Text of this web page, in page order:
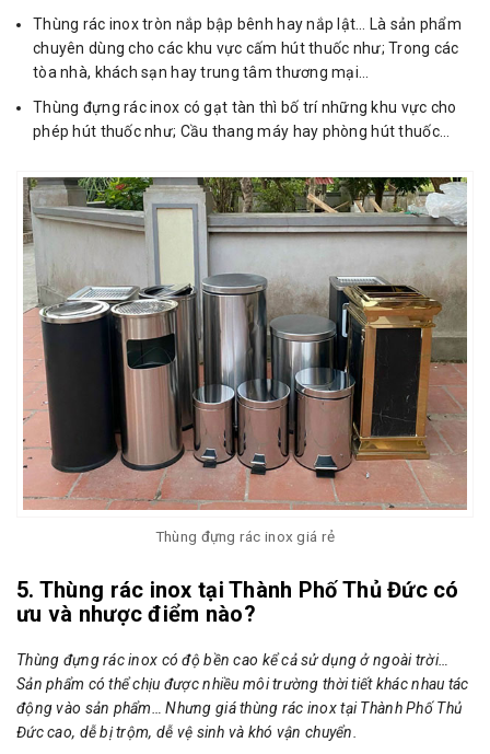
Thùng rác inox tròn nắp bập bênh hay nắp lật… Là sản phẩm
chuyên dùng cho các khu vực cấm hút thuốc như; Trong các
tòa nhà, khách sạn hay trung tâm thương mại…
Thùng đựng rác inox có gạt tàn thì bố trí những khu vực cho
phép hút thuốc như; Cầu thang máy hay phòng hút thuốc…
Thùng đựng rác inox giá rẻ
5. Thùng rác inox tại Thành Phố Thủ Đức có
ưu và nhược điểm nào?
Thùng đựng rác inox có độ bền cao kể cả sử dụng ở ngoài trời…
Sản phẩm có thể chịu được nhiều môi trường thời tiết khác nhau tác
động vào sản phẩm… Nhưng giá thùng rác inox tại Thành Phố Thủ
Đức cao, dễ bị trộm, dễ vệ sinh và khó vận chuyển.